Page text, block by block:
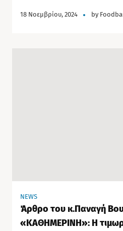
18 Νοεμβρίου, 2024 by
NEWS
Άρθρο του κ.Παναγή
«ΚΑΘΗΜΕΡΙΝΗ»: Η